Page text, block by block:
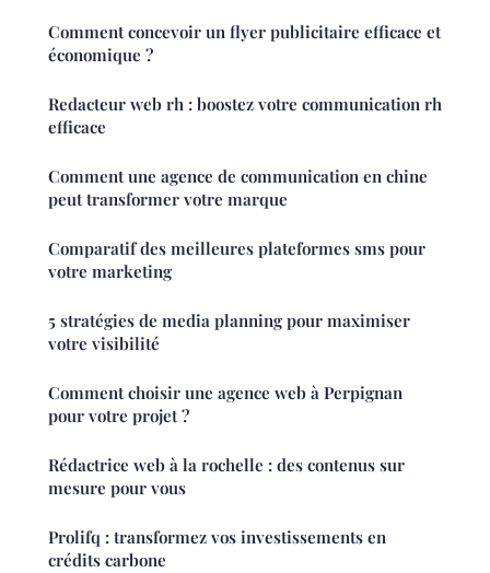
Comment concevoir un flyer publicitaire efficace et
économique ?
Redacteur web rh : boostez votre communication rh
efficace
Comment une agence de communication en chine
peut transformer votre marque
Comparatif des meilleures plateformes sms pour
votre marketing
5 stratégies de media planning pour maximiser
votre visibilité
Comment choisir une agence web à Perpignan
pour votre projet ?
Rédactrice web à la rochelle : des contenus sur
mesure pour vous
Prolifq : transformez vos investissements en
crédits carbone